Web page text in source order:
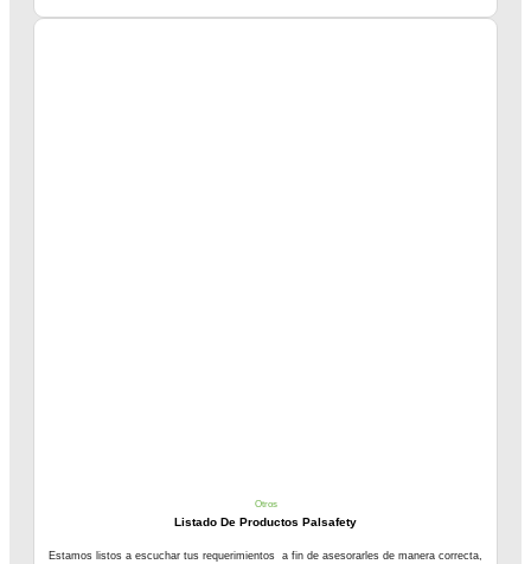
Otros
Listado De Productos Palsafety
Estamos listos a escuchar tus requerimientos a fin de asesorarles de manera correcta,